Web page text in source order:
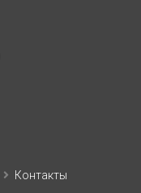
Контакты